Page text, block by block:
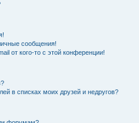
сообщения!
от кого-то с этой конференции!
в списках моих друзей и недругов?